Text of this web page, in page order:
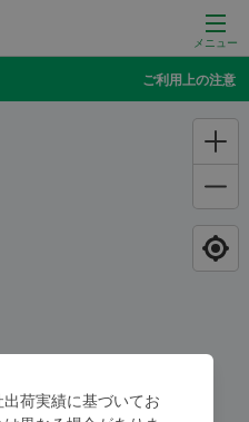
メニュー
ご利用上の注意
荷実績に基づいてお